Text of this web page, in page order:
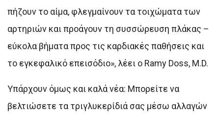
πήζουν το αίμα, φλεγμαίνουν τα τοιχώματα των
αρτηριών και προάγουν τη συσσώρευση πλάκας –
εύκολα βήματα προς τις καρδιακές παθήσεις και
το εγκεφαλικό επεισόδιο», λέει ο Ramy Doss, M.D.
Υπάρχουν όμως και καλά νέα: Μπορείτε να
βελτιώσετε τα τριγλυκερίδιά σας μέσω αλλαγών